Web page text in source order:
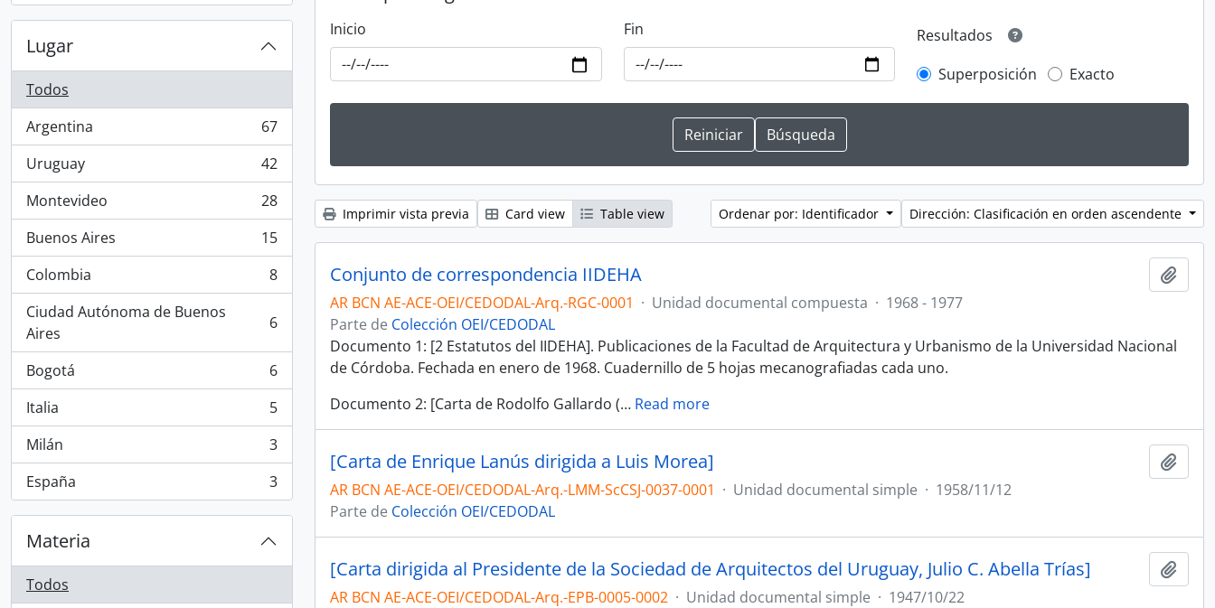
Lugar
Todos
Argentina
, 67 resultados
67
Uruguay
, 42 resultados
42
Montevideo
, 28 resultados
28
Buenos Aires
, 15 resultados
15
Colombia
, 8 resultados
8
Ciudad Autónoma de Buenos
Aires
, 6 resultados 6
Bogotá
, 6 resultados
6
Italia
, 5 resultados
5
Milán
, 3 resultados
3
España
, 3 resultados 3
Materia
Todos
Inicio Fin
Resultados
Superposición
Exacto
Imprimir vista previa Card view Table view Ordenar por: Identificador Dirección: Clasificación en orden ascendente
Conjunto de correspondencia IIDEHA
AR BCN AE-ACE-OEI/CEDODAL-Arq.-RGC-0001 · Unidad documental compuesta · 1968 - 1977
Parte de Colección OEI/CEDODAL
Documento 1: [2 Estatutos del IIDEHA]. Publicaciones de la Facultad de Arquitectura y Urbanismo de la Universidad Nacional
de Córdoba. Fechada en enero de 1968. Cuadernillo de 5 hojas mecanografiadas cada uno.
Documento 2: [Carta de Rodolfo Gallardo (… Read more
[Carta de Enrique Lanús dirigida a Luis Morea]
AR BCN AE-ACE-OEI/CEDODAL-Arq.-LMM-ScCSJ-0037-0001 · Unidad documental simple · 1958/11/12
Parte de Colección OEI/CEDODAL
[Carta dirigida al Presidente de la Sociedad de Arquitectos del Uruguay, Julio C. Abella Trías]
AR BCN AE-ACE-OEI/CEDODAL-Arq.-EPB-0005-0002 · Unidad documental simple · 1947/10/22